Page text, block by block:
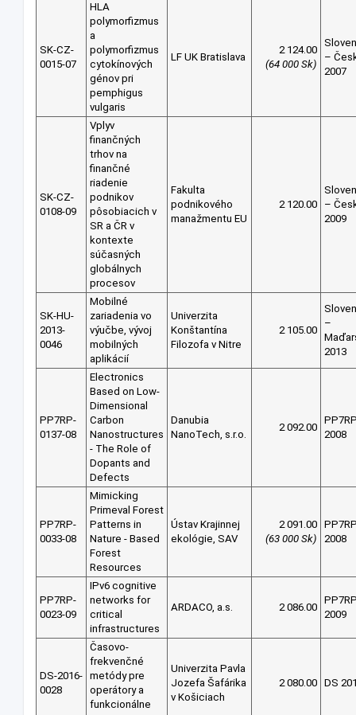
SK-CZ-
0015-07
HLA
polymorfizmus
a
polymorfizmus
cytokínových
génov pri
pemphigus
vulgaris
LF UK Bratislava
2 124.00
(64 000 Sk)
–
2007
SK-CZ-
0108-09
Vplyv
finančných
trhov na
finančné
riadenie
podnikov
pôsobiacich v
SR a ČR v
kontexte
súčasných
globálnych
procesov
Fakulta
podnikového
manažmentu EU
2 120.00
–
2009
SK-HU-
2013-
0046
Mobilné
zariadenia vo
výučbe, vývoj
mobilných
aplikácií
Univerzita
Konštantína
Filozofa v Nitre
2 105.00
–
2013
PP7RP-
0137-08
Electronics
Based on Low-
Dimensional
Carbon
Nanostructures
- The Role of
Dopants and
Defects
Danubia
NanoTech, s.r.o.
2 092.00
2008
PP7RP-
0033-08
Mimicking
Primeval Forest
Patterns in
Nature - Based
Forest
Resources
Ústav Krajinnej
ekológie, SAV
2 091.00
(63 000 Sk)
2008
PP7RP-
0023-09
IPv6 cognitive
networks for
critical
infrastructures
ARDACO, a.s. 2 086.00
2009
DS-2016-
0028
Časovo-
frekvenčné
metódy pre
operátory a
funkcionálne
Univerzita Pavla
Jozefa Šafárika
v Košiciach
2 080.00 DS